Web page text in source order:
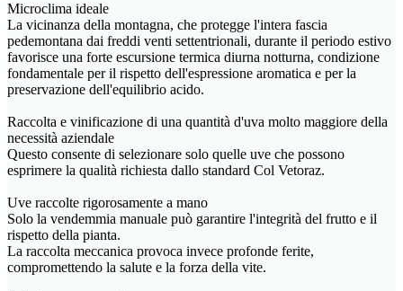
Microclima ideale
La vicinanza della montagna, che protegge l'intera fascia
pedemontana dai freddi venti settentrionali, durante il periodo estivo
favorisce una forte escursione termica diurna notturna, condizione
fondamentale per il rispetto dell'espressione aromatica e per la
preservazione dell'equilibrio acido.
Raccolta e vinificazione di una quantità d'uva molto maggiore della
necessità aziendale
Questo consente di selezionare solo quelle uve che possono
esprimere la qualità richiesta dallo standard Col Vetoraz.
Uve raccolte rigorosamente a mano
Solo la vendemmia manuale può garantire l'integrità del frutto e il
rispetto della pianta.
La raccolta meccanica provoca invece profonde ferite,
compromettendo la salute e la forza della vite.